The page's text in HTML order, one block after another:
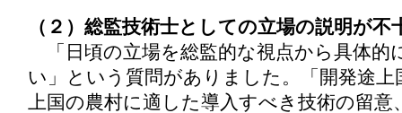
（２）総監技術士としての立場の説明が
「日頃の立場を総監的な視点から具体的
い」という質問がありました。「開発途上
上国の農村に適した導入すべき技術の留意